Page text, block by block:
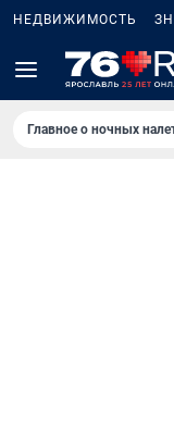
НЕДВИЖИМОСТЬ
Главное о ночных